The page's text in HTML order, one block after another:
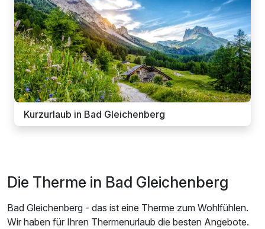
Kurzurlaub in Bad Gleichenberg
Die Therme in Bad Gleichenberg
Bad Gleichenberg - das ist eine Therme zum Wohlfühlen.
Wir haben für Ihren Thermenurlaub die besten Angebote.